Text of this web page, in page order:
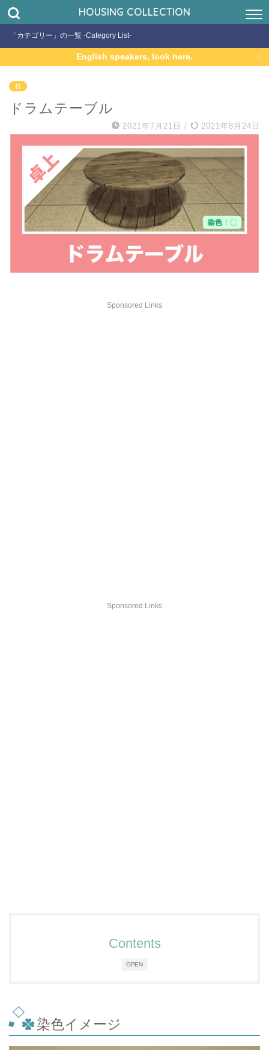
HOUSING COLLECTION
「カテゴリー」の一覧 -Category List-
English speakers, look here.
机
ドラムテーブル
2021年7月21日 / 2021年8月24日
Sponsored Links
Sponsored Links
OPEN
Contents
染色イメージ